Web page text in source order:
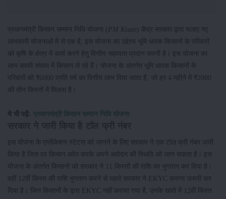
प्रधानमंत्री किसान सम्मान निधि योजना ( PM Kisan ) केंद्र सरकार द्वारा चलाए गए
लाभकारी योजनाओं में से एक है, इस योजना का उद्देश्य भूमि धारक किसानों के परिवारों
को कृषि के क्षेत्र में कार्य करने हेतु वित्तीय सहायता प्रदान करनी है। इस योजना का
लाभ काफी संख्या में किसान ले रहे हैं। योजना के अंतर्गत भूमि धारक किसानों के
परिवारों को ₹6000 प्रति वर्ष का वित्तीय लाभ दिया जाता है, जो हर 4 महीने में ₹2000
की तीन किस्तों में मिलता है।
ये भी पढ़ें: प्रधानमंत्री किसान सम्मान निधि योजना
इस योजना के एप्लीकेशन स्टेटस को जानने के लिए सरकार ने एक टोल फ्री नंबर जारी
किया है जिस पर किसान कॉल करके अपने आवेदन की स्थिति को जान सकता है। इस
योजना के अंतर्गत किसानों को सरकार ने 11 किस्तों की राशि का भुगतान कर दिया है।
वहीं 12वीं किस्त की राशि भुगतान करने से पहले सरकार ने EKYC कराना जरूरी कर
दिया है। जिन किसानों के द्वारा EKYC नहीं कराया गया है, उनके खाते में 12वीं किस्त